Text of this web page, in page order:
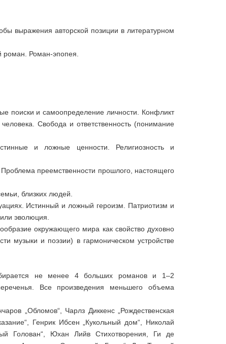
выражения авторской позиции в литературном
Роман-эпопея.
поиски и самоопределение личности. Конфликт
Свобода и ответственность (понимание
и ложные ценности. Религиозность и
преемственности прошлого, настоящего
близких людей.
Истинный и ложный героизм. Патриотизм и
эволюция.
окружающего мира как свойство духовно
музыки и поэзии) в гармоническом устройстве
не менее 4 больших романов и 1–2
Все произведения меньшего объема
„Обломов“, Чарлз Диккенс „Рождественская
Генрик Ибсен „Кукольный дом“, Николай
Голован“, Юхан Лийв Стихотворения, Ги де